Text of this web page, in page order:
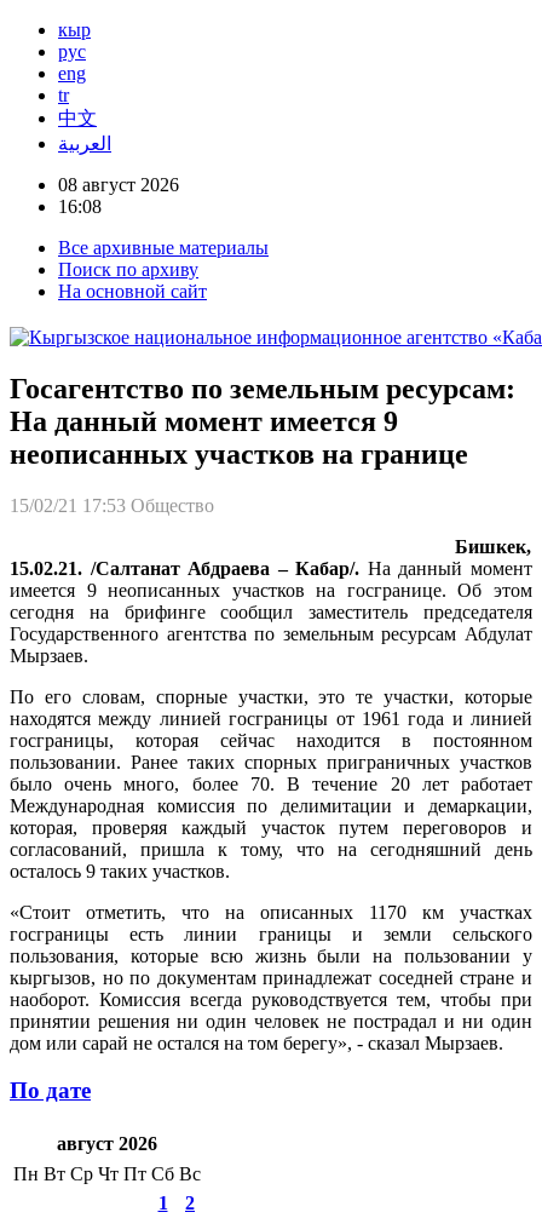
кыр
рус
eng
tr
中文
العربية
08 август 2026
16:08
Все архивные материалы
Поиск по архиву
На основной сайт
Госагентство по земельным ресурсам:
На данный момент имеется 9
неописанных участков на границе
15/02/21 17:53 Общество
Бишкек,
15.02.21. /Салтанат Абдраева – Кабар/. На данный момент
имеется 9 неописанных участков на госгранице. Об этом
сегодня на брифинге сообщил заместитель председателя
Государственного агентства по земельным ресурсам Абдулат
Мырзаев.
По его словам, спорные участки, это те участки, которые
находятся между линией госграницы от 1961 года и линией
госграницы, которая сейчас находится в постоянном
пользовании. Ранее таких спорных приграничных участков
было очень много, более 70. В течение 20 лет работает
Международная комиссия по делимитации и демаркации,
которая, проверяя каждый участок путем переговоров и
согласований, пришла к тому, что на сегодняшний день
осталось 9 таких участков.
«Стоит отметить, что на описанных 1170 км участках
госграницы есть линии границы и земли сельского
пользования, которые всю жизнь были на пользовании у
кыргызов, но по документам принадлежат соседней стране и
наоборот. Комиссия всегда руководствуется тем, чтобы при
принятии решения ни один человек не пострадал и ни один
дом или сарай не остался на том берегу», - сказал Мырзаев.
По дате
август 2026
Пн Вт Ср Чт Пт Сб Вс
1
2